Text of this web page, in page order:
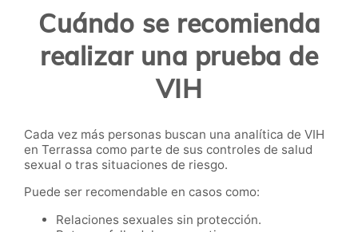
Cuándo se recomienda
realizar una prueba de
VIH
Cada vez más personas buscan una analítica de VIH
en Terrassa como parte de sus controles de salud
sexual o tras situaciones de riesgo.
Puede ser recomendable en casos como:
Relaciones sexuales sin protección.